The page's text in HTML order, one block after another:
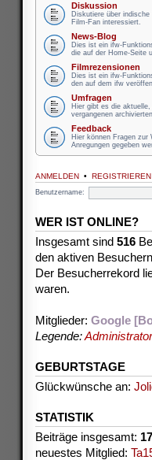
Diskussion
Diskutiere über
Film-Fan interessiert.
News-Blog
Dies ist ein ifw-
die auf der Home-Seite
Filmrezensionen
Dies ist ein ifw-
den auf dem ifw
Umfragen
Hier gibt es die
vergangenen
Feedback
Hier können Fragen zur
Anregungen gegeben
ANMELDEN • REGISTRIEREN
Benutzername:
WER IST ONLINE?
Insgesamt sind 516
den aktiven
Der Besucherrekord
waren.
Mitglieder: Google
Legende:
GEBURTSTAGE
Glückwünsche an:
STATISTIK
Beiträge insgesamt:
neuestes Mitglied: